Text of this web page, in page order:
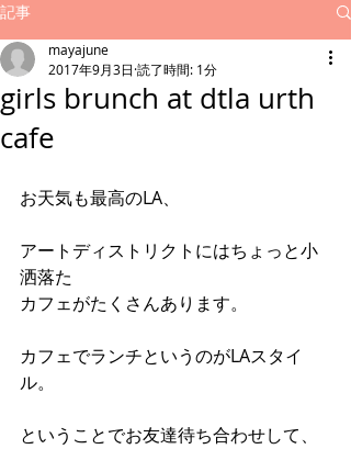
記事
girls brunch at dtla urth
cafe
mayajune
2017年9月3日 読了時間: 1分
お天気も最高のLA、
アートディストリクトにはちょっと小
洒落た
カフェがたくさんあります。
カフェでランチというのがLAスタイ
ル。
ということでお友達待ち合わせして、